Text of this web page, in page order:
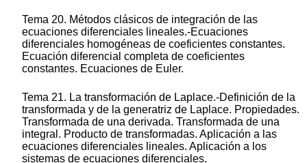
Tema 20. Métodos clásicos de integración de las
ecuaciones diferenciales lineales.-Ecuaciones
diferenciales homogéneas de coeficientes constantes.
Ecuación diferencial completa de coeficientes
constantes. Ecuaciones de Euler.
Tema 21. La transformación de Laplace.-Definición de la
transformada y de la generatriz de Laplace. Propiedades.
Transformada de una derivada. Transformada de una
integral. Producto de transformadas. Aplicación a las
ecuaciones diferenciales lineales. Aplicación a los
sistemas de ecuaciones diferenciales.